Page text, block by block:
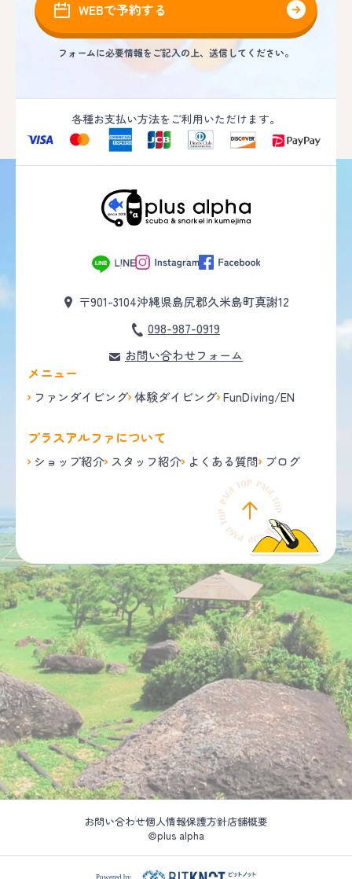
WEBで予約する
フォームに必要情報をご記入の上、送信してください。
各種お支払い方法をご利用いただけます。
〒901-3104沖縄県島尻郡久米島町真謝12
098-987-0919
お問い合わせフォーム
メニュー
ファンダイビング 体験ダイビング FunDiving/EN
プラスアルファについて
ショップ紹介 スタッフ紹介 よくある質問 ブログ
お問い合わせ個人情報保護方針店舗概要
©plus alpha